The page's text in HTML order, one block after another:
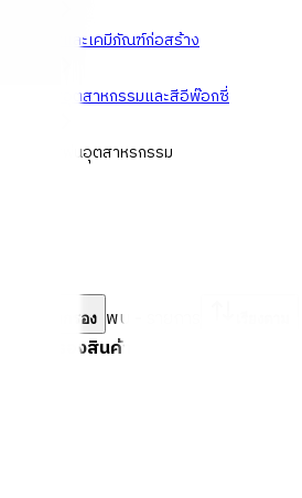
สีและเคมีภัณฑ์ก่อสร้าง
สีอุตสาหกรรมและสีอีพ๊อกซี่
สีพ่นอุตสาหรกรรม
ตัวกรอง พบ
ตัวกรองสินค้า